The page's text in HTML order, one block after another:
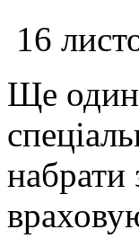
16
Ще один
набрати